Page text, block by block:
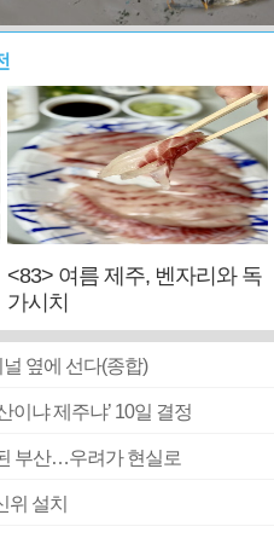
<83> 여름 제주, 벤자리와 독
가시치
옆에 선다(종합)
이냐 제주냐’ 10일 결정
부산…우려가 현실로
위 설치